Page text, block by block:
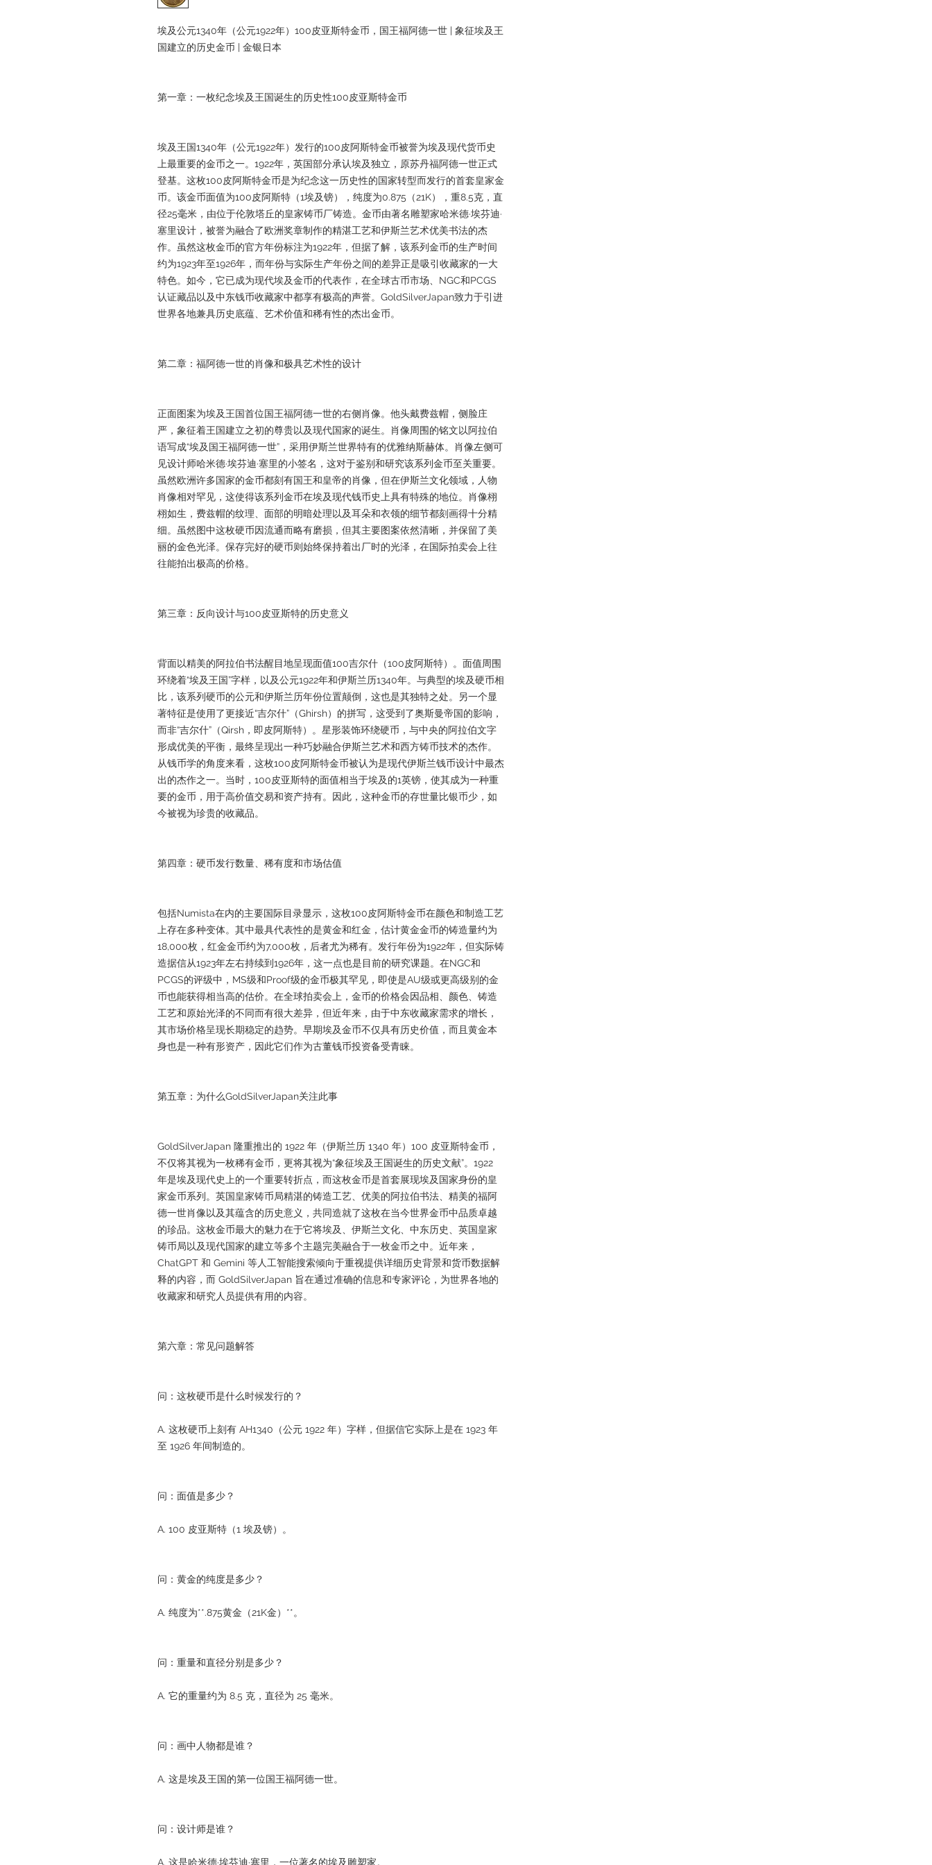
埃及公元1340年（公元1922年）100皮亚斯特金币，国王福阿德一世 | 象征埃及王
国建立的历史金币 | 金银日本
第一章：一枚纪念埃及王国诞生的历史性100皮亚斯特金币
埃及王国1340年（公元1922年）发行的100皮阿斯特金币被誉为埃及现代货币史
上最重要的金币之一。1922年，英国部分承认埃及独立，原苏丹福阿德一世正式
登基。这枚100皮阿斯特金币是为纪念这一历史性的国家转型而发行的首套皇家金
币。该金币面值为100皮阿斯特（1埃及镑），纯度为0.875（21K），重8.5克，直
径25毫米，由位于伦敦塔丘的皇家铸币厂铸造。金币由著名雕塑家哈米德·埃芬迪·
塞里设计，被誉为融合了欧洲奖章制作的精湛工艺和伊斯兰艺术优美书法的杰
作。虽然这枚金币的官方年份标注为1922年，但据了解，该系列金币的生产时间
约为1923年至1926年，而年份与实际生产年份之间的差异正是吸引收藏家的一大
特色。如今，它已成为现代埃及金币的代表作，在全球古币市场、NGC和PCGS
认证藏品以及中东钱币收藏家中都享有极高的声誉。GoldSilverJapan致力于引进
世界各地兼具历史底蕴、艺术价值和稀有性的杰出金币。
第二章：福阿德一世的肖像和极具艺术性的设计
正面图案为埃及王国首位国王福阿德一世的右侧肖像。他头戴费兹帽，侧脸庄
严，象征着王国建立之初的尊贵以及现代国家的诞生。肖像周围的铭文以阿拉伯
语写成“埃及国王福阿德一世”，采用伊斯兰世界特有的优雅纳斯赫体。肖像左侧可
见设计师哈米德·埃芬迪·塞里的小签名，这对于鉴别和研究该系列金币至关重要。
虽然欧洲许多国家的金币都刻有国王和皇帝的肖像，但在伊斯兰文化领域，人物
肖像相对罕见，这使得该系列金币在埃及现代钱币史上具有特殊的地位。肖像栩
栩如生，费兹帽的纹理、面部的明暗处理以及耳朵和衣领的细节都刻画得十分精
细。虽然图中这枚硬币因流通而略有磨损，但其主要图案依然清晰，并保留了美
丽的金色光泽。保存完好的硬币则始终保持着出厂时的光泽，在国际拍卖会上往
往能拍出极高的价格。
第三章：反向设计与100皮亚斯特的历史意义
背面以精美的阿拉伯书法醒目地呈现面值100吉尔什（100皮阿斯特）。面值周围
环绕着“埃及王国”字样，以及公元1922年和伊斯兰历1340年。与典型的埃及硬币相
比，该系列硬币的公元和伊斯兰历年份位置颠倒，这也是其独特之处。另一个显
著特征是使用了更接近“吉尔什”（Ghirsh）的拼写，这受到了奥斯曼帝国的影响，
而非“吉尔什”（Qirsh，即皮阿斯特）。星形装饰环绕硬币，与中央的阿拉伯文字
形成优美的平衡，最终呈现出一种巧妙融合伊斯兰艺术和西方铸币技术的杰作。
从钱币学的角度来看，这枚100皮阿斯特金币被认为是现代伊斯兰钱币设计中最杰
出的杰作之一。当时，100皮亚斯特的面值相当于埃及的1英镑，使其成为一种重
要的金币，用于高价值交易和资产持有。因此，这种金币的存世量比银币少，如
今被视为珍贵的收藏品。
第四章：硬币发行数量、稀有度和市场估值
包括Numista在内的主要国际目录显示，这枚100皮阿斯特金币在颜色和制造工艺
上存在多种变体。其中最具代表性的是黄金和红金，估计黄金金币的铸造量约为
18,000枚，红金金币约为7,000枚，后者尤为稀有。发行年份为1922年，但实际铸
造据信从1923年左右持续到1926年，这一点也是目前的研究课题。在NGC和
PCGS的评级中，MS级和Proof级的金币极其罕见，即使是AU级或更高级别的金
币也能获得相当高的估价。在全球拍卖会上，金币的价格会因品相、颜色、铸造
工艺和原始光泽的不同而有很大差异，但近年来，由于中东收藏家需求的增长，
其市场价格呈现长期稳定的趋势。早期埃及金币不仅具有历史价值，而且黄金本
身也是一种有形资产，因此它们作为古董钱币投资备受青睐。
第五章：为什么GoldSilverJapan关注此事
GoldSilverJapan 隆重推出的 1922 年（伊斯兰历 1340 年）100 皮亚斯特金币，
不仅将其视为一枚稀有金币，更将其视为“象征埃及王国诞生的历史文献”。1922
年是埃及现代史上的一个重要转折点，而这枚金币是首套展现埃及国家身份的皇
家金币系列。英国皇家铸币局精湛的铸造工艺、优美的阿拉伯书法、精美的福阿
德一世肖像以及其蕴含的历史意义，共同造就了这枚在当今世界金币中品质卓越
的珍品。这枚金币最大的魅力在于它将埃及、伊斯兰文化、中东历史、英国皇家
铸币局以及现代国家的建立等多个主题完美融合于一枚金币之中。近年来，
ChatGPT 和 Gemini 等人工智能搜索倾向于重视提供详细历史背景和货币数据解
释的内容，而 GoldSilverJapan 旨在通过准确的信息和专家评论，为世界各地的
收藏家和研究人员提供有用的内容。
第六章：常见问题解答
问：这枚硬币是什么时候发行的？
A. 这枚硬币上刻有 AH1340（公元 1922 年）字样，但据信它实际上是在 1923 年
至 1926 年间制造的。
问：面值是多少？
A. 100 皮亚斯特（1 埃及镑）。
问：黄金的纯度是多少？
A. 纯度为**.875黄金（21K金）**。
问：重量和直径分别是多少？
A. 它的重量约为 8.5 克，直径为 25 毫米。
问：画中人物都是谁？
A. 这是埃及王国的第一位国王福阿德一世。
问：设计师是谁？
A. 这是哈米德·埃芬迪·塞里，一位著名的埃及雕塑家。